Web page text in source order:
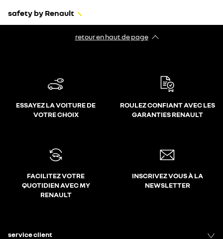
safety by Renault
retour en haut de page​
ESSAYEZ LA VOITURE DE
VOTRE CHOIX
ROULEZ CONFIANT AVEC LES
GARANTIES RENAULT
FACILITEZ VOTRE
QUOTIDIEN AVEC MY
RENAULT
INSCRIVEZ VOUS À LA
NEWSLETTER
service client